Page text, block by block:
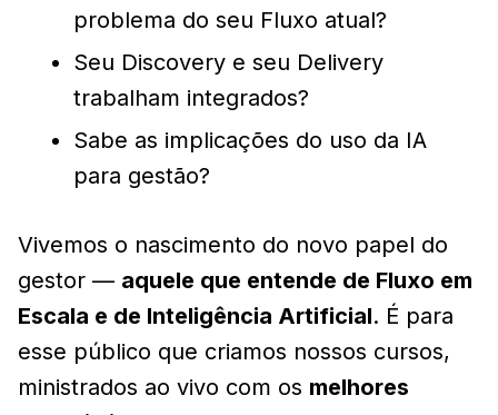
problema do seu Fluxo atual?
Seu Discovery e seu Delivery
trabalham integrados?
Sabe as implicações do uso da IA
para gestão?
Vivemos o nascimento do novo papel do
gestor — aquele que entende de Fluxo em
Escala e de Inteligência Artificial. É para
esse público que criamos nossos cursos,
ministrados ao vivo com os melhores